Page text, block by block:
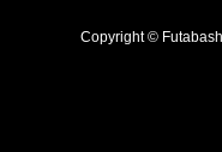
Copyright ©